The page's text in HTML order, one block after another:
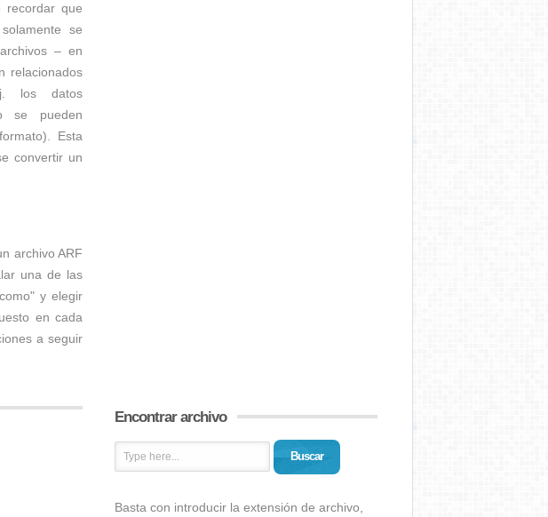
recordar que
se
– en
relacionados
los datos
se pueden
Esta
convertir un
archivo ARF
una de las
y elegir
en cada
a seguir
Encontrar archivo
Buscar
Basta con introducir la extensión de archivo,